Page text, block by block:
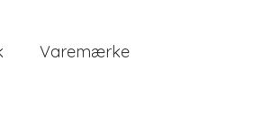
Varemærke